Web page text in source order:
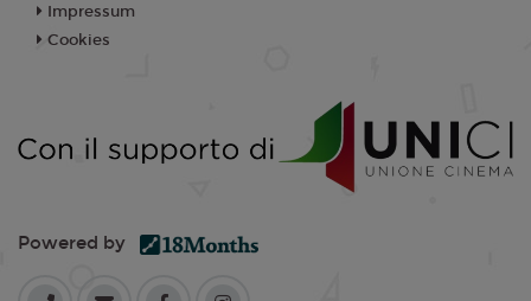
Impressum
Cookies
Powered by